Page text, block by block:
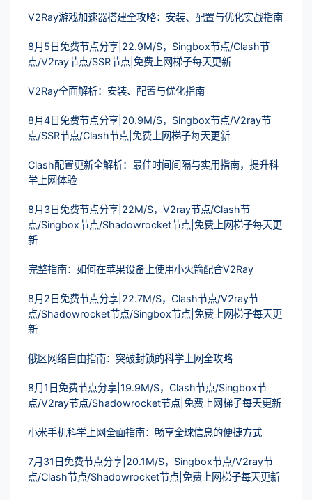
V2Ray游戏加速器搭建全攻略：安装、配置与优化实战指南
8月5日免费节点分享|22.9M/S，Singbox节点/Clash节
点/V2ray节点/SSR节点|免费上网梯子每天更新
V2Ray全面解析：安装、配置与优化指南
8月4日免费节点分享|20.9M/S，Singbox节点/V2ray节
点/SSR节点/Clash节点|免费上网梯子每天更新
Clash配置更新全解析：最佳时间间隔与实用指南，提升科
学上网体验
8月3日免费节点分享|22M/S，V2ray节点/Clash节
点/Singbox节点/Shadowrocket节点|免费上网梯子每天更
新
完整指南：如何在苹果设备上使用小火箭配合V2Ray
8月2日免费节点分享|22.7M/S，Clash节点/V2ray节
点/Shadowrocket节点/Singbox节点|免费上网梯子每天更
新
俄区网络自由指南：突破封锁的科学上网全攻略
8月1日免费节点分享|19.9M/S，Clash节点/Singbox节
点/V2ray节点/Shadowrocket节点|免费上网梯子每天更新
小米手机科学上网全面指南：畅享全球信息的便捷方式
7月31日免费节点分享|20.1M/S，Singbox节点/V2ray节
点/Clash节点/Shadowrocket节点|免费上网梯子每天更新